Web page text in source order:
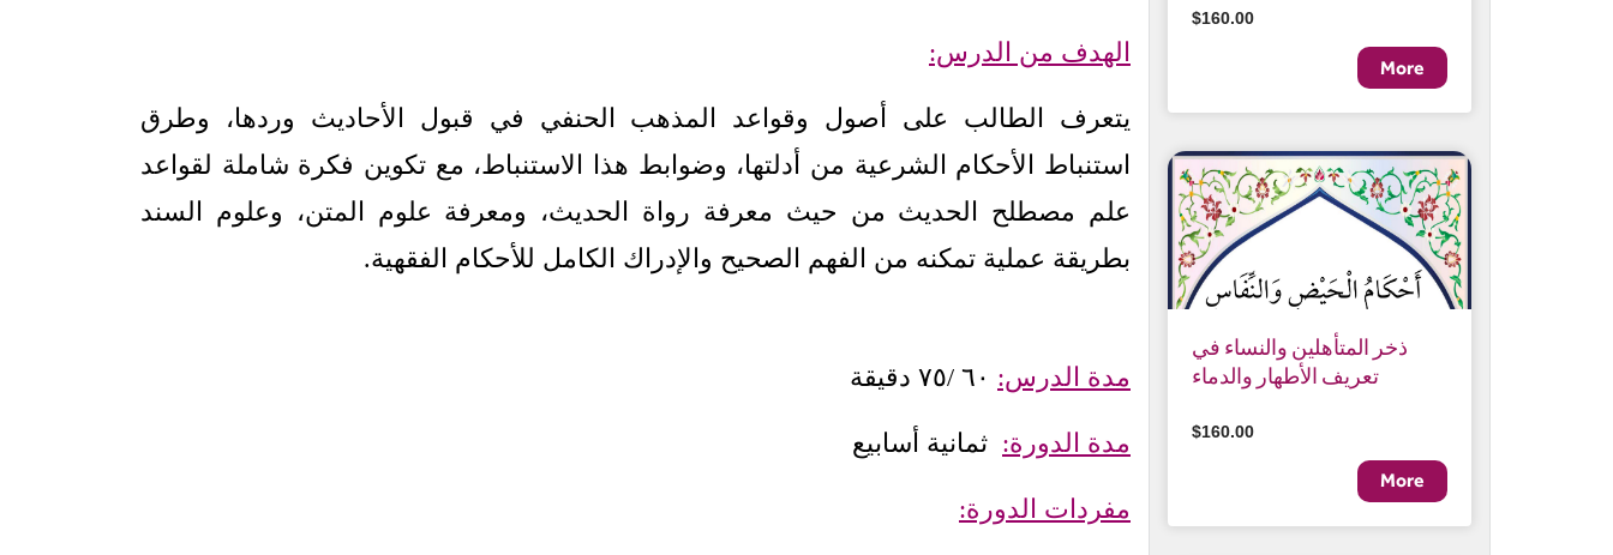
الهدف من الدرس:
يتعرف الطالب على أصول وقواعد المذهب الحنفي في قبول الأحاديث وردها، وطرق
استنباط الأحكام الشرعية من أدلتها، وضوابط هذا الاستنباط، مع تكوين فكرة شاملة لقواعد
علم مصطلح الحديث من حيث معرفة رواة الحديث، ومعرفة علوم المتن، وعلوم السند
بطريقة عملية تمكنه من الفهم الصحيح والإدراك الكامل للأحكام الفقهية.
مدة الدرس: ٦٠ /٧٥ دقيقة
مدة الدورة: ثمانية أسابيع
مفردات الدورة:
$160.00
ذخر المتأهلين والنساء في
تعريف الأطهار والدماء
$160.00